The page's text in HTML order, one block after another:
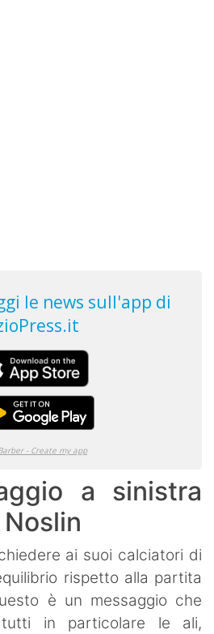
a sinistra
ai suoi calciatori di
rispetto alla partita
è un messaggio che
tutti in particolare le ali,